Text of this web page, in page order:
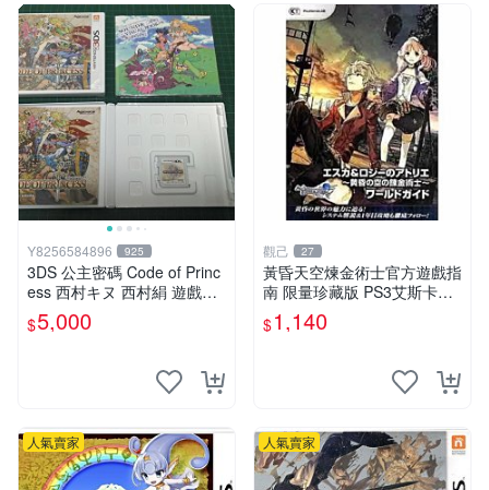
Y8256584896 925
3DS 公主密碼 Code of Princ
ess 西村キヌ 西村絹 遊戲全
新品+二手品 + 畫冊 + 音樂C
D + 海報 + 文件夾 可議價 免
$5,000
觀己 27
黃昏天空煉金術士官方遊戲指
南 限量珍藏版 PS3艾斯卡羅
西工作室 黃昏天空 攻略 書籍
$1,140
人氣賣家 人氣賣家